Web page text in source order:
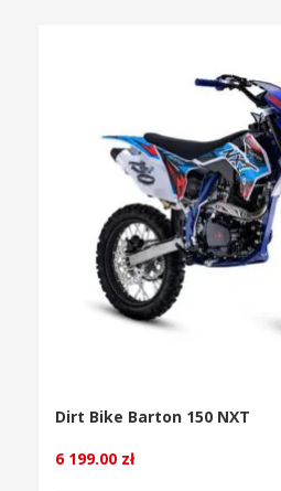
Dirt Bike Barton 150 NXT
6 199.00 zł